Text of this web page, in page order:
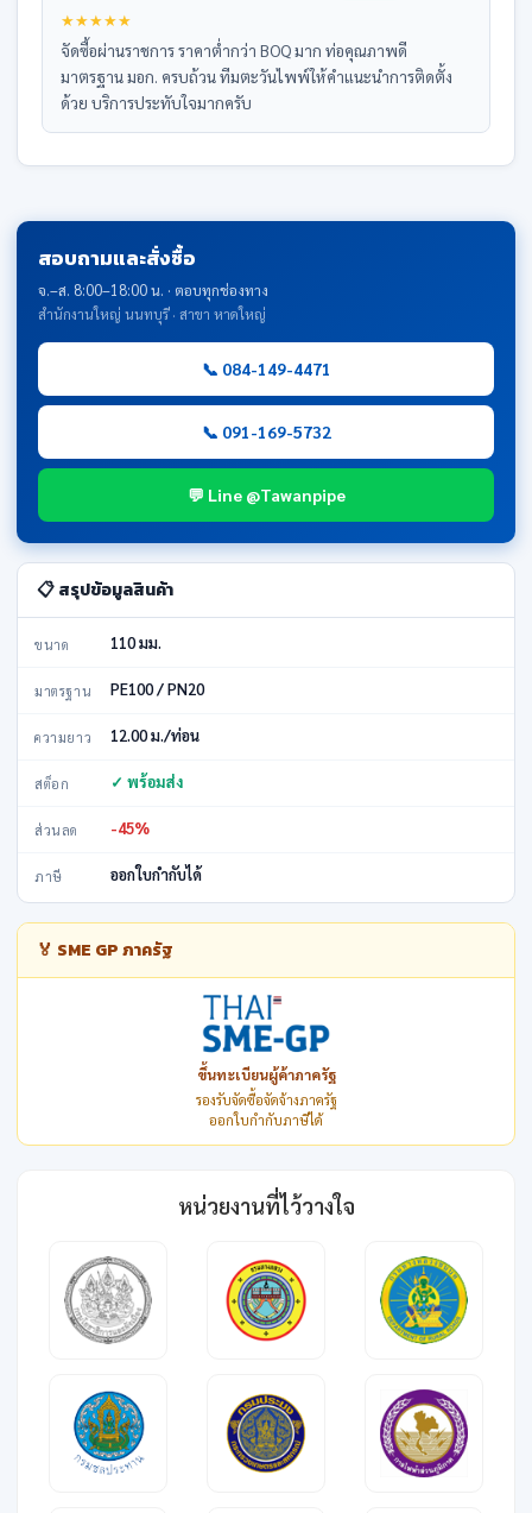
★★★★★
จัดซื้อผ่านราชการ ราคาต่ำกว่า BOQ มาก ท่อคุณภาพดี
มาตรฐาน มอก. ครบถ้วน ทีมตะวันไพพ์ให้คำแนะนำการติดตั้ง
ด้วย บริการประทับใจมากครับ
สอบถามและสั่งซื้อ
จ.–ส. 8:00–18:00 น. · ตอบทุกช่องทาง
สำนักงานใหญ่ นนทบุรี · สาขา หาดใหญ่
📞 084-149-4471
📞 091-169-5732
💬 Line @Tawanpipe
📋 สรุปข้อมูลสินค้า
ขนาด 110 มม.
มาตรฐาน PE100 / PN20
ความยาว 12.00 ม./ท่อน
สต็อก ✓ พร้อมส่ง
ส่วนลด -45%
ภาษี ออกใบกำกับได้
🏅 SME GP ภาครัฐ
ขึ้นทะเบียนผู้ค้าภาครัฐ
รองรับจัดซื้อจัดจ้างภาครัฐ
ออกใบกำกับภาษีได้
หน่วยงานที่ไว้วางใจ